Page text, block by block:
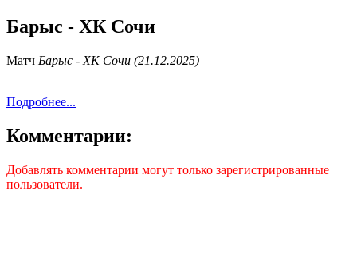
Барыс - ХК Сочи
Матч Барыс - ХК Сочи (21.12.2025)
Подробнее...
Комментарии:
Добавлять комментарии могут только зарегистрированные
пользователи.